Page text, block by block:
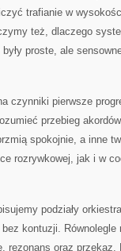
trafianie w
też, dlaczego
proste, ale
czynniki pierwsze
przebieg
spokojnie, a inne
rozrywkowej, jak i w
podziały
kontuzji. Równolegle
rezonans oraz